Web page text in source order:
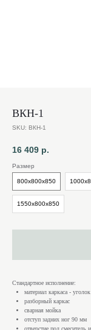
ВКН-1
SKU: ВКН-1
16 409 р.
Размер
800х800х850
1550х800х850
Стандартное исполнение:
материал каркаса -
разборный каркас
сварная мойка
отступ задних ног 90 мм
отверстие под